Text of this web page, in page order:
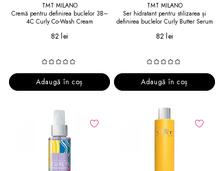
TMT MILANO
Cremă pentru definirea buclelor 3B–
4C Curly Co-Wash Cream
82 lei
Adaugă în coș
TMT MILANO
Ser hidratant pentru stilizarea și
definirea buclelor Curly Butter Serum
82 lei
Adaugă în coș